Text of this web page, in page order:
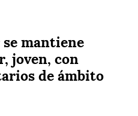
mantiene
joven, con
de ámbito